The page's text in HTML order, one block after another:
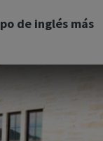
de inglés más